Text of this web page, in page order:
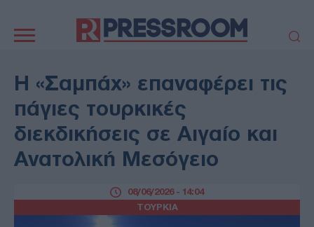
πλοήγηση
ΠΟΛΙΤΙΚΗ
ΕΛΛΑΔΑ
ΕΚΚΛΗΣΙΑ
ΑΜΥΝΑ
ΔΙΕΘΝΗ
ΚΥΠΡΟΣ
MEDIA
LIFESTYLE
AUTO - MOTO
ΓΑΣΤΡΟΝΟΜΙΑ
Η «Σαμπάχ» επαναφέρει τις
πάγιες τουρκικές
διεκδικήσεις σε Αιγαίο και
Ανατολική Μεσόγειο
ΤΟΥΡΚΙΑ
08/06/2026 - 14:04